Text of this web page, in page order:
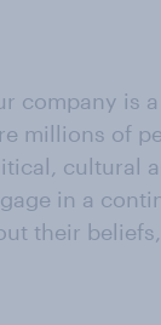
company is
millions of
cultural
in a
their